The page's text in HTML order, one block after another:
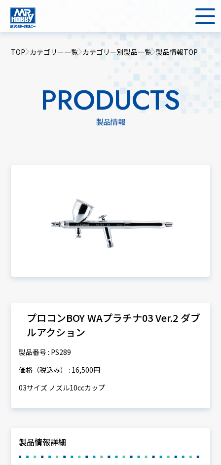
TOP カテゴリー一覧 カテゴリー別製品一覧 製品情報TOP
PRODUCTS
製品情報
プロコンBOY WAプラチナ03 Ver.2 ダブ
ルアクション
製品番号 : PS289
価格（税込み） : 16,500円
03サイズ ノズル10ccカップ
製品情報詳細